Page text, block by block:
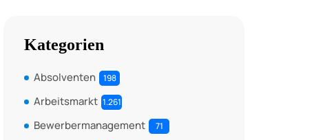
Kategorien
Absolventen 198
Arbeitsmarkt 1.261
Bewerbermanagement 71